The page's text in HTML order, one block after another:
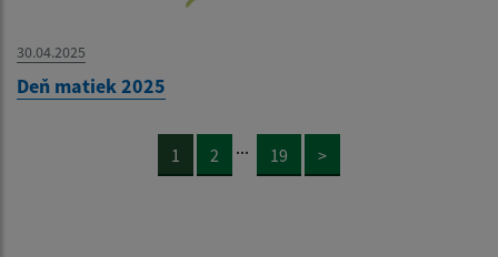
30.04.2025
Deň matiek 2025
1 2 ... 19 >